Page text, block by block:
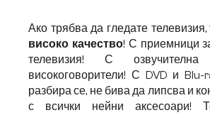
Ако трябва да гледате
високо качество! С приемници
телевизия! С
високоговорители! С DVD и
разбира се, не бива да липсва и
с всички нейни аксесоари!